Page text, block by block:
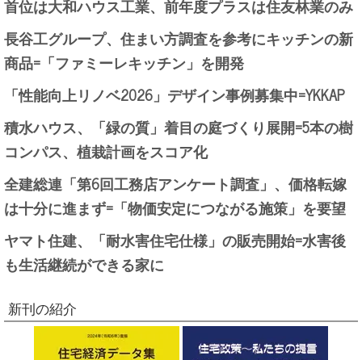
首位は大和ハウス工業、前年度プラスは住友林業のみ
長谷工グループ、住まい方調査を参考にキッチンの新
商品=「ファミーレキッチン」を開発
「性能向上リノベ2026」デザイン事例募集中=YKKAP
積水ハウス、「緑の質」着目の庭づくり展開=5本の樹
コンパス、植栽計画をスコア化
全建総連「第6回工務店アンケート調査」、価格転嫁
は十分に進まず=「物価安定につながる施策」を要望
ヤマト住建、「耐水害住宅仕様」の販売開始=水害後
も生活継続ができる家に
新刊の紹介